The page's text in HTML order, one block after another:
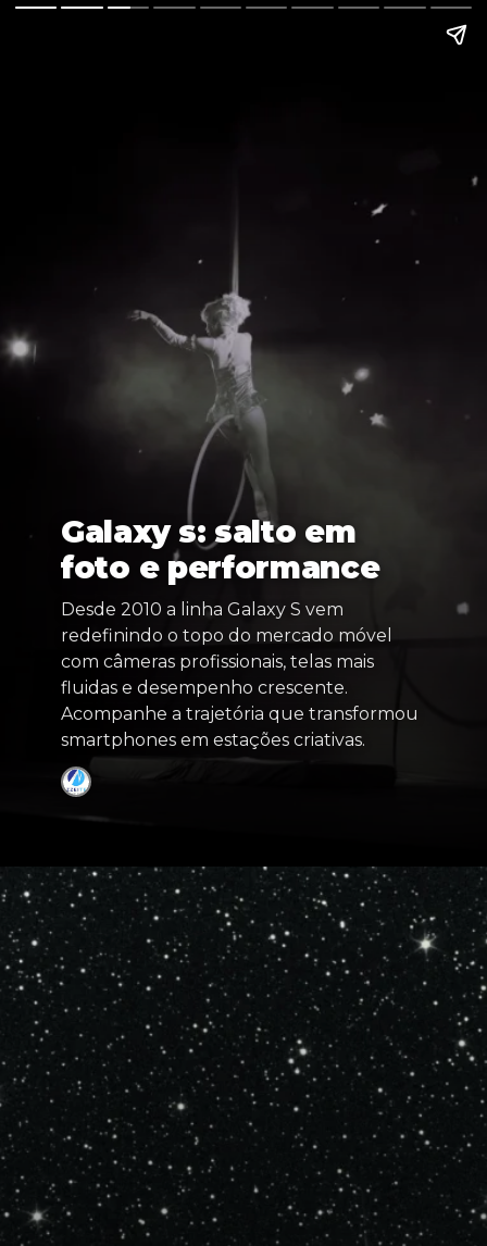
Galaxy s: salto em
foto e performance
Desde 2010 a linha Galaxy S vem
redefinindo o topo do mercado móvel
com câmeras profissionais, telas mais
fluidas e desempenho crescente.
Acompanhe a trajetória que transformou
smartphones em estações criativas.